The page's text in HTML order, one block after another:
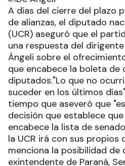
A días del cierre del plazo
de alianzas, el diputado
(UCR) aseguró que el
una respuesta del
Ángeli sobre el
que encabece la boleta de
diputados."Lo que no
suceder en los últimos
tiempo que aseveró que
decisión que establece
encabece la lista de
la UCR irá con sus propios
menciona la posibilidad de
exintendente de Paraná,